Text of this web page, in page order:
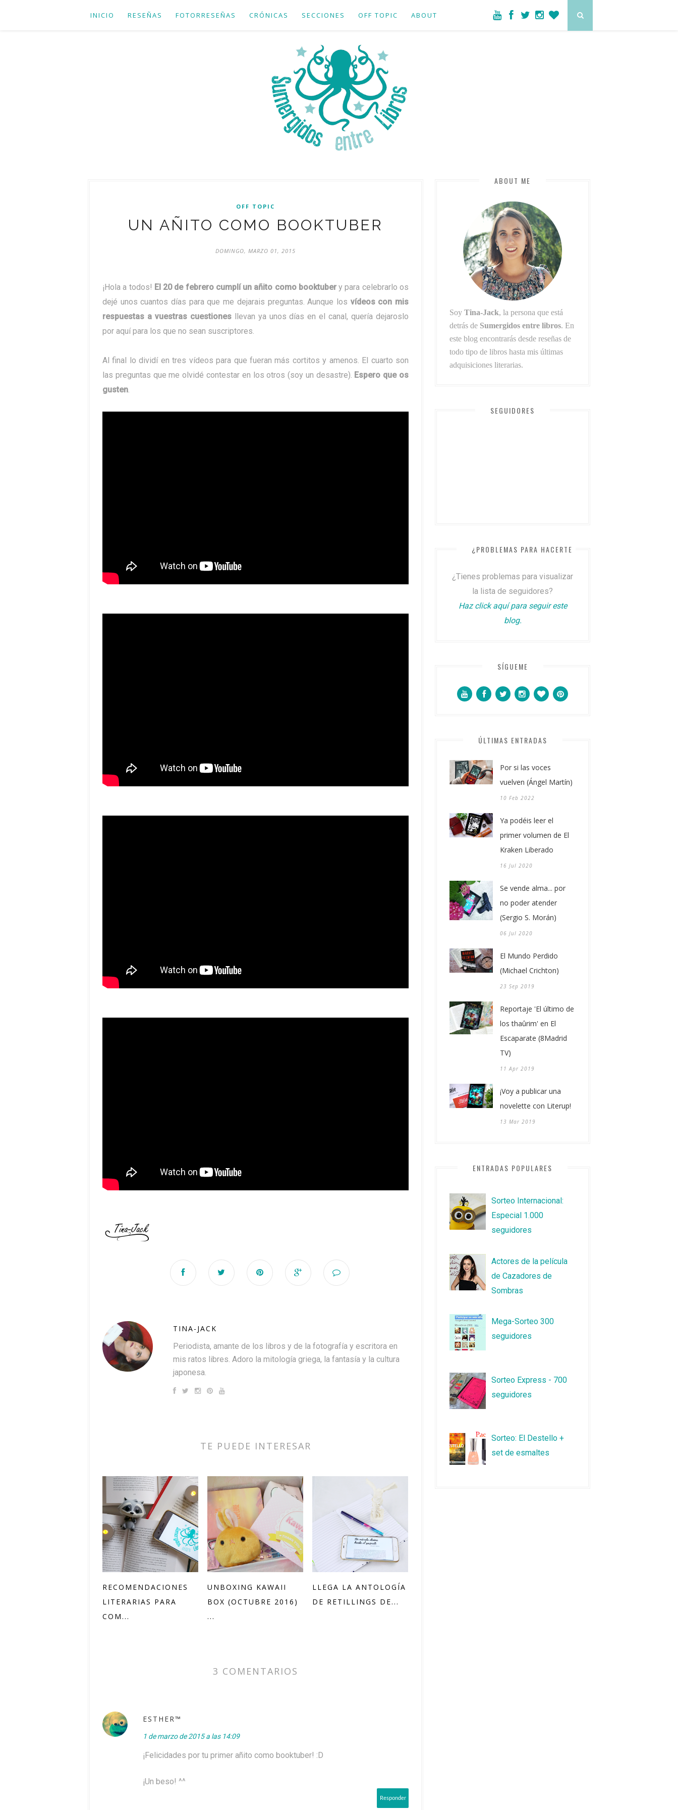
INICIO RESEÑAS FOTORRESEÑAS CRÓNICAS SECCIONES OFF TOPIC ABOUT
OFF TOPIC
UN AÑITO COMO BOOKTUBER
DOMINGO, MARZO 01, 2015
¡Hola a todos! El 20 de febrero cumplí un añito como booktubery para celebrarlo os
dejé unos cuantos días para que me dejarais preguntas. Aunque los vídeos con mis
respuestas a vuestras cuestiones llevan ya unos días en el canal, quería dejaroslo
por aquí para los que no sean suscriptores.
Al final lo dividí en tres vídeos para que fueran más cortitos y amenos. El cuarto son
las preguntas que me olvidé contestar en los otros (soy un desastre). Espero que os
gusten.
TINA-JACK
Periodista, amante de los libros y de la fotografía y escritora en
mis ratos libres. Adoro la mitología griega, la fantasía y la cultura
japonesa.
TE PUEDE INTERESAR
RECOMENDACIONES
LITERARIAS PARA
COM...
UNBOXING KAWAII
BOX (OCTUBRE 2016)
...
LLEGA LA ANTOLOGÍA
DE RETILLINGS DE...
3 COMENTARIOS
EЅТНER™
1 de marzo de 2015 a las 14:09
¡Felicidades por tu primer añito como booktuber! :D
¡Un beso! ^^
Responder
ABOUT ME
Soy Tina-Jack, la persona que está
detrás de Sumergidos entre libros. En
este blog encontrarás desde reseñas de
todo tipo de libros hasta mis últimas
adquisiciones literarias.
SEGUIDORES
¿PROBLEMAS PARA HACERTE SEGUIDOR?
¿Tienes problemas para visualizar
la lista de seguidores?
Haz click aquí para seguir este
blog.
SÍGUEME
ÚLTIMAS ENTRADAS
Por si las voces
vuelven (Ángel Martín)
10 Feb 2022
Ya podéis leer el
primer volumen de El
Kraken Liberado
16 Jul 2020
Se vende alma... por
no poder atender
(Sergio S. Morán)
06 Jul 2020
El Mundo Perdido
(Michael Crichton)
23 Sep 2019
Reportaje 'El último de
los thaûrim' en El
Escaparate (8Madrid
TV)
11 Apr 2019
¡Voy a publicar una
novelette con Literup!
13 Mar 2019
ENTRADAS POPULARES
Sorteo Internacional:
Especial 1.000
seguidores
Actores de la película
de Cazadores de
Sombras
Mega-Sorteo 300
seguidores
Sorteo Express - 700
seguidores
Sorteo: El Destello +
set de esmaltes